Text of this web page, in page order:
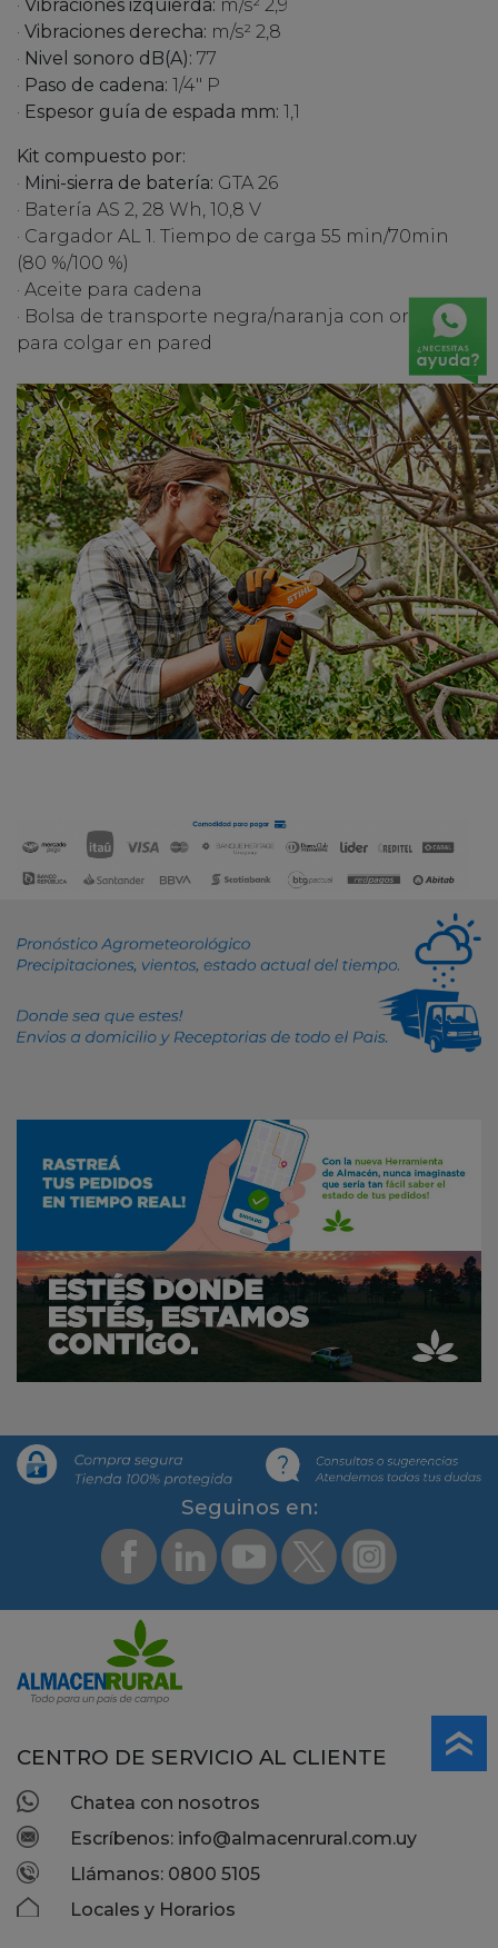
· Vibraciones izquierda: m/s² 2,9
· Vibraciones derecha: m/s² 2,8
· Nivel sonoro dB(A): 77
· Paso de cadena: 1/4" P
· Espesor guía de espada mm: 1,1
Kit compuesto por:
· Mini-sierra de batería: GTA 26
· Batería AS 2, 28 Wh, 10,8 V
· Cargador AL 1. Tiempo de carga 55 min/70min
(80 %/100 %)
· Aceite para cadena
· Bolsa de transporte negra/naranja con orificios
para colgar en pared
Segui­nos en:
CENTRO DE SERVICIO AL CLIENTE
Chatea con nosotros
Escríbenos: info@almacenrural.com.uy
Llámanos: 0800 5105
Locales y Horarios